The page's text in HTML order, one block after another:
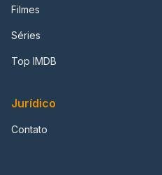
Filmes
Séries
Top IMDB
Jurídico
Contato